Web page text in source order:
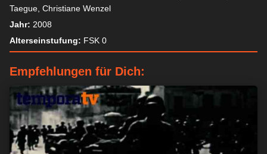
Taegue, Christiane Wenzel
Jahr: 2008
Alterseinstufung: FSK 0
Empfehlungen für Dich: